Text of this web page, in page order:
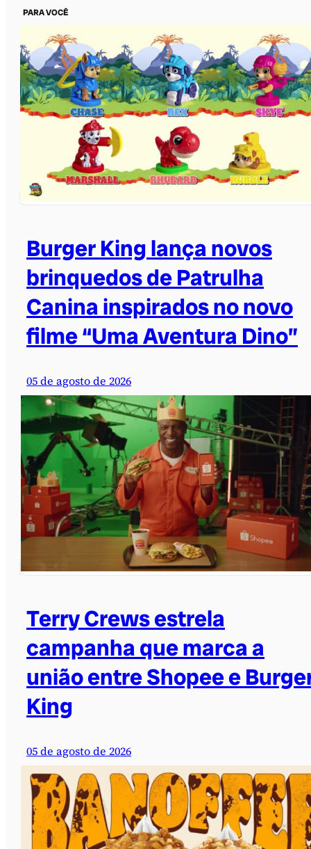
PARA VOCÊ
Burger King lança novos
brinquedos de Patrulha
Canina inspirados no novo
filme “Uma Aventura Dino”
05 de agosto de 2026
Terry Crews estrela
campanha que marca a
união entre Shopee e
King
05 de agosto de 2026